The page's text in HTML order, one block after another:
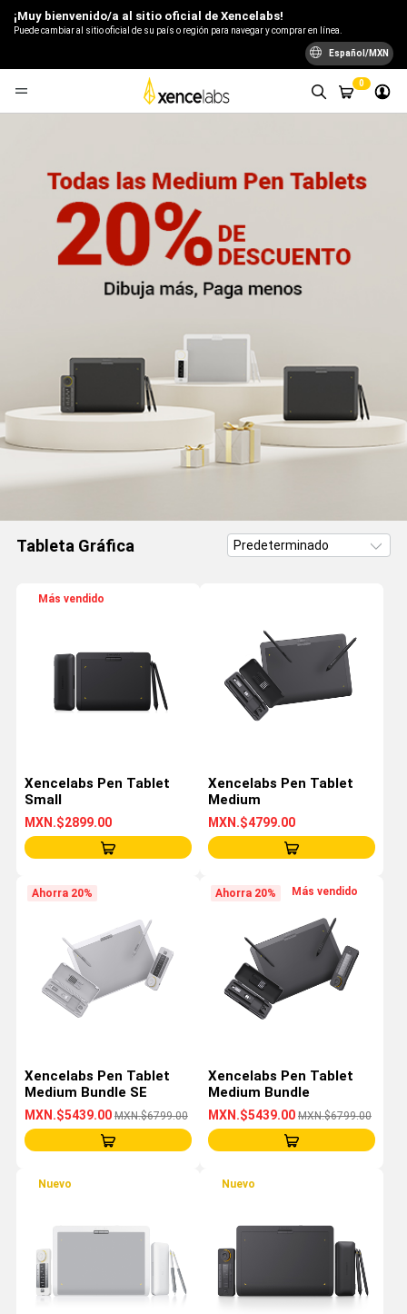
¡Muy bienvenido/a al sitio oficial de Xencelabs!
Puede cambiar al sitio oficial de su país o región para navegar y comprar en línea.
Español/MXN
0
Tableta Gráfica
Más vendido
Xencelabs Pen Tablet
Small
MXN.$2899.00
Xencelabs Pen Tablet
Medium
MXN.$4799.00
Ahorra 20%
Xencelabs Pen Tablet
Medium Bundle SE
MXN.$5439.00 MXN.$6799.00
Ahorra 20% Más vendido
Xencelabs Pen Tablet
Medium Bundle
MXN.$5439.00 MXN.$6799.00
Nuevo Nuevo